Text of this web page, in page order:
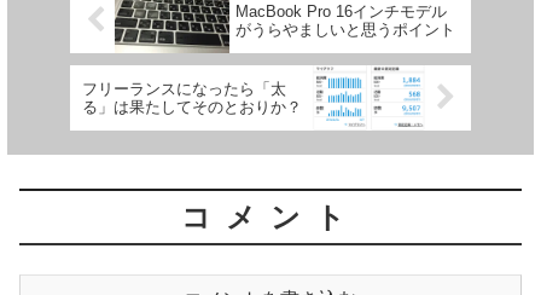
MacBook Pro 16インチモデル
がうらやましいと思うポイント
フリーランスになったら「太
る」は果たしてそのとおりか？
コメント